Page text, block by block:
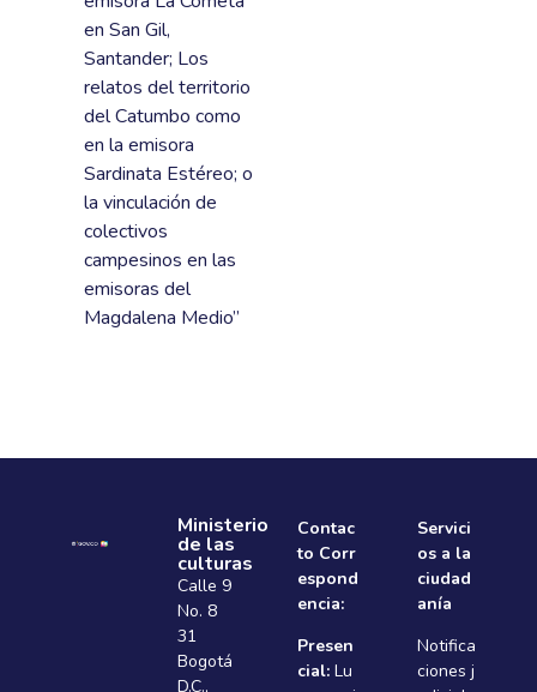
en San Gil,
Santander; Los
relatos del territorio
del Catumbo como
en la emisora
Sardinata Estéreo; o
la vinculación de
colectivos
campesinos en las
emisoras del
Magdalena Medio”
Ministerio
de las
culturas
Calle 9
No. 8
31
Bogotá
D.C.,
Contac
to Corr
espond
encia:
Presen
cial: Lu
Servici
os a la
ciudad
anía
Notifica
ciones j